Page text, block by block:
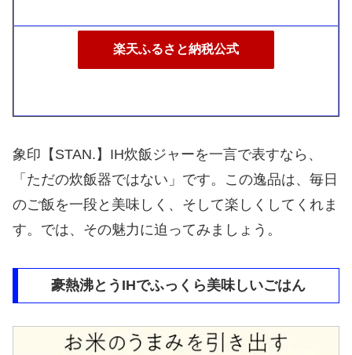
楽天ふるさと納税公式
象印【STAN.】IH炊飯ジャーを一言で表すなら、
「ただの炊飯器ではない」です。この逸品は、毎日
のご飯を一段と美味しく、そして楽しくしてくれま
す。では、その魅力に迫ってみましょう。
豪熱沸とうIHでふっくら美味しいごはん